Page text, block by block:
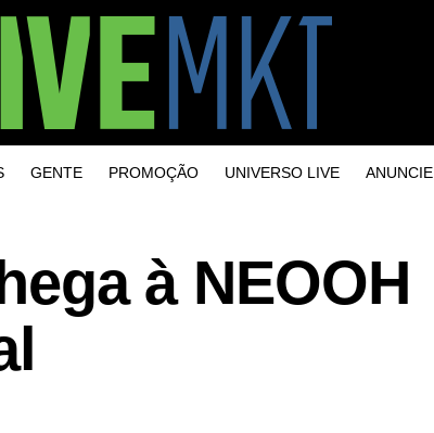
GENTE PROMOÇÃO UNIVERSO LIVE ANUNCIE
à NEOOH